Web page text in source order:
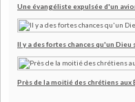
Une évangéliste expulsée d'un
Il y a des fortes chances qu'un Dieu
Près de la moitié des chrétiens